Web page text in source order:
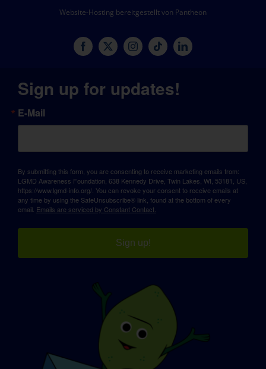
Website-Hosting bereitgestellt von Pantheon
Sign up for updates!
E-Mail
By submitting this form, you are consenting to receive marketing emails from:
LGMD Awareness Foundation, 638 Kennedy Drive, Twin Lakes, WI, 53181, US,
https://www.lgmd-info.org/. You can revoke your consent to receive emails at
any time by using the SafeUnsubscribe® link, found at the bottom of every
email. Emails are serviced by Constant Contact.
Sign up!